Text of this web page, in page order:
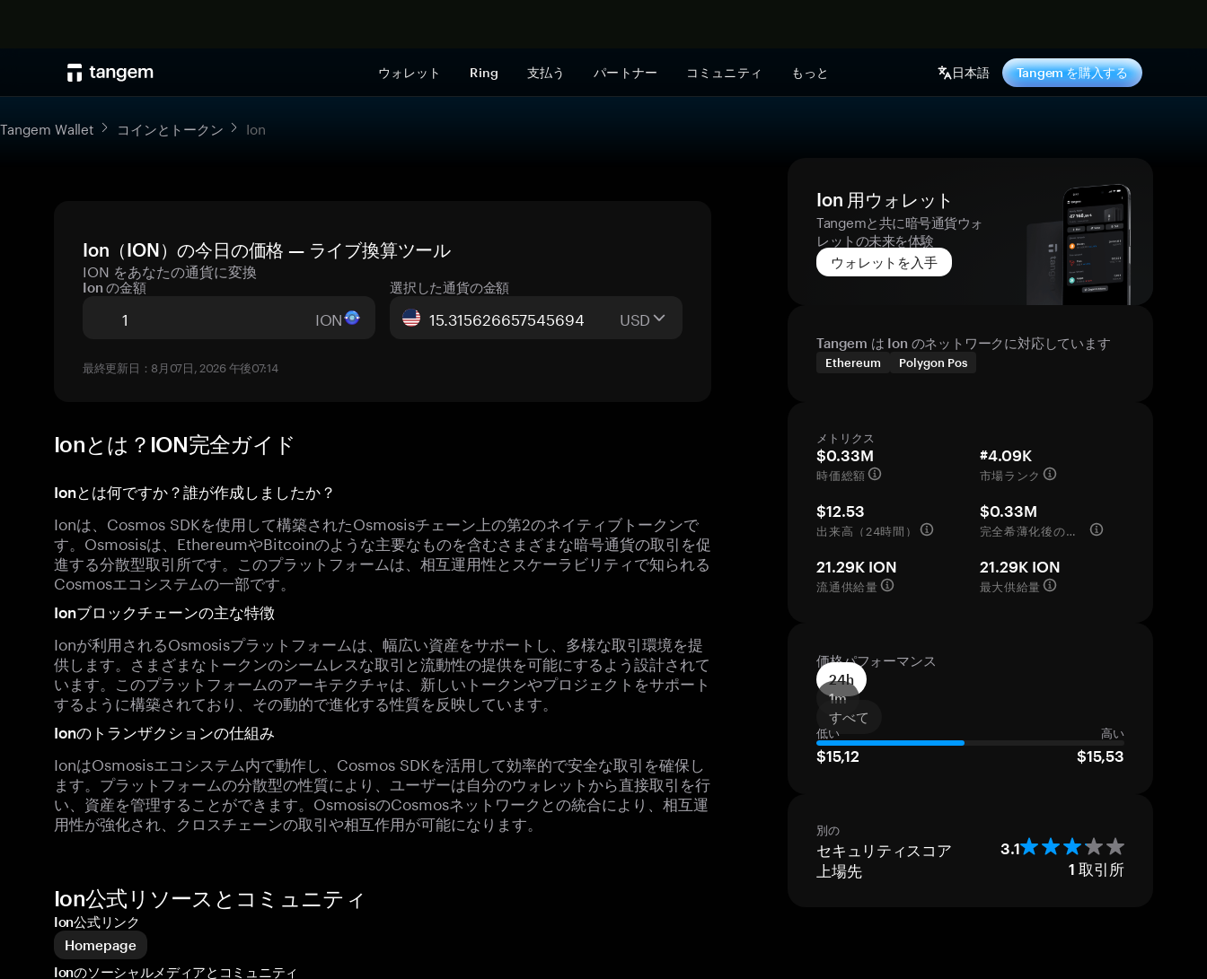
ウォレット Ring 支払う パートナー コミュニティ もっと 日本語 Tangem を購入する
Tangem Wallet コインとトークン Ion
Ion（ION）の今日の価格 — ライブ換算ツール
ION をあなたの通貨に変換
Ion の金額
ION
選択した通貨の金額
USD
最終更新日：8月07日, 2026 午後07:14
Ionとは？ION完全ガイド
Ionとは何ですか？誰が作成しましたか？
Ionは、Cosmos SDKを使用して構築されたOsmosisチェーン上の第2のネイティブトークンで
す。Osmosisは、EthereumやBitcoinのような主要なものを含むさまざまな暗号通貨の取引を促
進する分散型取引所です。このプラットフォームは、相互運用性とスケーラビリティで知られる
Cosmosエコシステムの一部です。
Ionブロックチェーンの主な特徴
Ionが利用されるOsmosisプラットフォームは、幅広い資産をサポートし、多様な取引環境を提
供します。さまざまなトークンのシームレスな取引と流動性の提供を可能にするよう設計されて
います。このプラットフォームのアーキテクチャは、新しいトークンやプロジェクトをサポート
するように構築されており、その動的で進化する性質を反映しています。
Ionのトランザクションの仕組み
IonはOsmosisエコシステム内で動作し、Cosmos SDKを活用して効率的で安全な取引を確保し
ます。プラットフォームの分散型の性質により、ユーザーは自分のウォレットから直接取引を行
い、資産を管理することができます。OsmosisのCosmosネットワークとの統合により、相互運
用性が強化され、クロスチェーンの取引や相互作用が可能になります。
Ion 用ウォレット
Tangemと共に暗号通貨ウォ
レットの未来を体験
ウォレットを入手
Tangem は Ion のネットワークに対応しています
Ethereum Polygon Pos
メトリクス
$0.33M
時価総額
#4.09K
市場ランク
$12.53
出来高（24時間）
$0.33M
完全希薄化後の評価額
21.29K ION
流通供給量
21.29K ION
最大供給量
価格パフォーマンス
24h
1m
すべて
低い 高い
$15,12 $15,53
別の
セキュリティスコア 3.1
上場先 1 取引所
Ion公式リソースとコミュニティ
Ion公式リンク
Homepage
Ionのソーシャルメディアとコミュニティ